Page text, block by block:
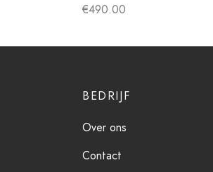
€490.00
BEDRIJF
Over ons
Contact